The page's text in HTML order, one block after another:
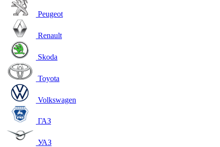
Peugeot
Renault
Skoda
Toyota
Volkswagen
ГАЗ
УАЗ